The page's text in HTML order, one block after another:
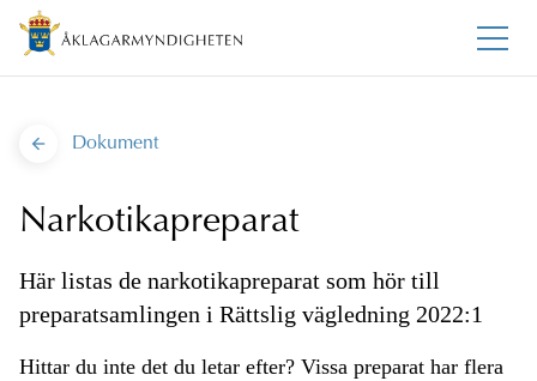
Dokument
Narkotikapreparat
Här listas de narkotikapreparat som hör till
preparatsamlingen i Rättslig vägledning 2022:1
Hittar du inte det du letar efter? Vissa preparat har flera